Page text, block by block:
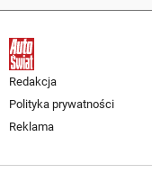
Redakcja
Polityka prywatności
Reklama